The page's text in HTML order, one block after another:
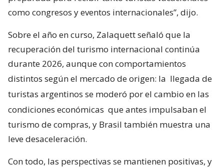
como congresos y eventos internacionales”, dijo.
Sobre el año en curso, Zalaquett señaló que la
recuperación del turismo internacional continúa
durante 2026, aunque con comportamientos
distintos según el mercado de origen: la llegada de
turistas argentinos se moderó por el cambio en las
condiciones económicas que antes impulsaban el
turismo de compras, y Brasil también muestra una
leve desaceleración.
Con todo, las perspectivas se mantienen positivas, y